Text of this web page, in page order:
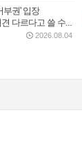
부권' 입장
다르다고 쓸 수...
2026.08.04